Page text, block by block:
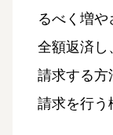
るべく増
全額返済し
請求する方
請求を行う